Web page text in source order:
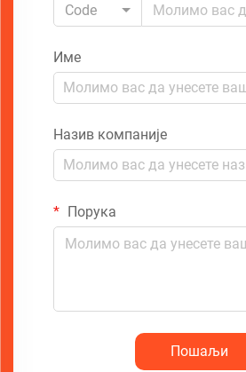
Code
Име
Назив компаније
Порука
Пошаљи